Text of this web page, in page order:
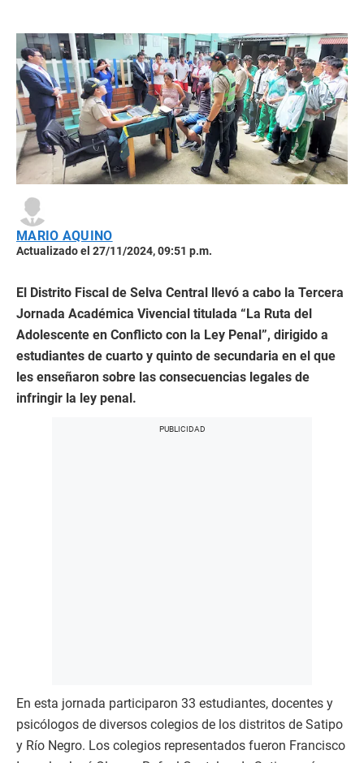
MARIO AQUINO
Actualizado el 27/11/2024, 09:51 p.m.
El Distrito Fiscal de Selva Central llevó a cabo la Tercera
Jornada Académica Vivencial titulada “La Ruta del
Adolescente en Conflicto con la Ley Penal”, dirigido a
estudiantes de cuarto y quinto de secundaria en el que
les enseñaron sobre las consecuencias legales de
infringir la ley penal.
En esta jornada participaron 33 estudiantes, docentes y
psicólogos de diversos colegios de los distritos de Satipo
y Río Negro. Los colegios representados fueron Francisco